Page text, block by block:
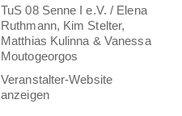
TuS 08 Senne I e.V. / Elena
Ruthmann, Kim Stelter,
Matthias Kulinna & Vanessa
Moutogeorgos
Veranstalter-Website
anzeigen